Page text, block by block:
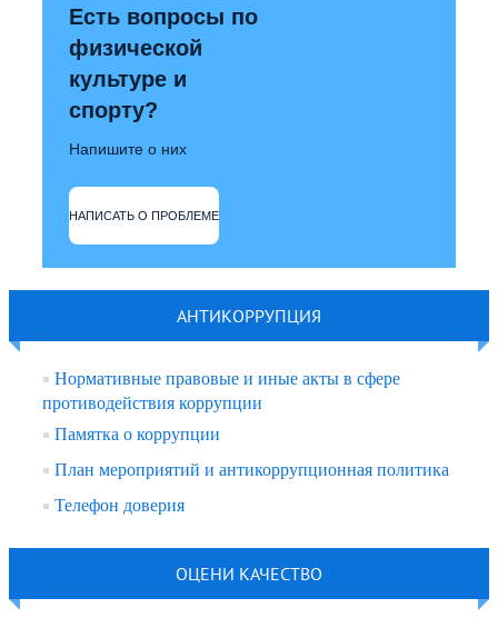
Есть вопросы по
физической
культуре и
спорту?
Напишите о них
НАПИСАТЬ О ПРОБЛЕМЕ
АНТИКОРРУПЦИЯ
Нормативные правовые и иные акты в сфере
противодействия коррупции
Памятка о коррупции
План мероприятий и антикоррупционная политика
Телефон доверия
ОЦЕНИ КАЧЕСТВО